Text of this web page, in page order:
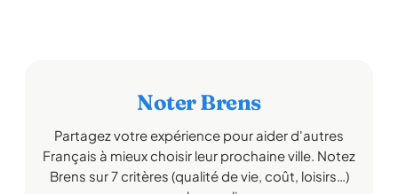
Noter Brens
Partagez votre expérience pour aider d'autres
Français à mieux choisir leur prochaine ville. Notez
Brens sur 7 critères (qualité de vie, coût, loisirs…)